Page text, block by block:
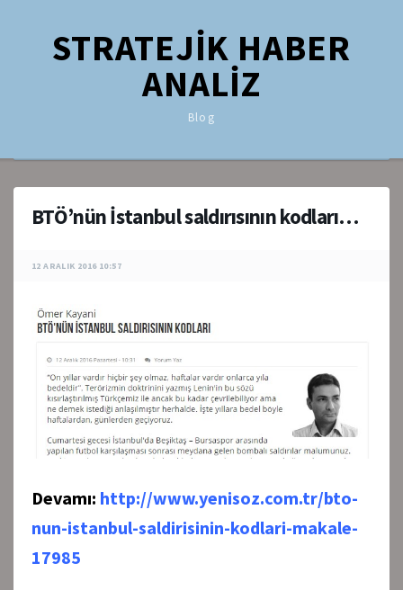
STRATEJİK HABER
ANALİZ
Blog
BTÖ’nün İstanbul saldırısının kodları…
12 ARALIK 2016 10:57
Devamı: http://www.yenisoz.com.tr/bto-
nun-istanbul-saldirisinin-kodlari-makale-
17985